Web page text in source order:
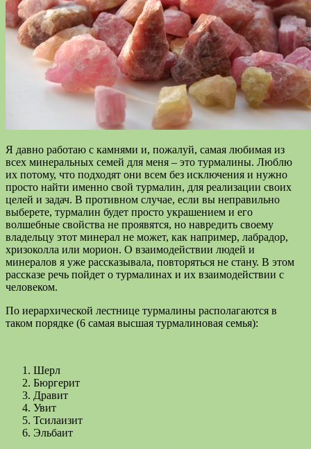
Я давно работаю с камнями и, пожалуй, самая любимая из
всех минеральных семей для меня – это турмалины. Люблю
их потому, что подходят они всем без исключения и нужно
просто найти именно свой турмалин, для реализации своих
целей и задач. В противном случае, если вы неправильно
выберете, турмалин будет просто украшением и его
волшебные свойства не проявятся, но навредить своему
владельцу этот минерал не может, как например, лабрадор,
хризоколла или морион. О взаимодействии людей и
минералов я уже рассказывала, повторяться не стану. В этом
рассказе речь пойдет о турмалинах и их взаимодействии с
человеком.
По иерархической лестнице турмалины располагаются в
таком порядке (6 самая высшая турмалиновая семья):
Шерл
Бюргерит
Дравит
Увит
Тсилаизит
Эльбаит